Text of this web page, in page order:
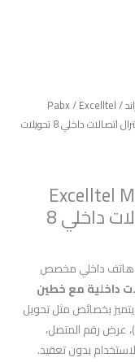
/
Pabx/ Excelltel
MS208 8-Line Intercom Mini PABX System – سنترال اتصالات داخلي 8 تحويلات
Excelltel
PABX System – سنترال اتصالات داخلي 8
هاتف داخلي مخصص
داخلية مع خطين
بخصائص مثل تحويل
المكالمات، الاتصال الداخلي بين الفروع (Intercom)، عرض رقم المتصل،
بدون تعقيد.